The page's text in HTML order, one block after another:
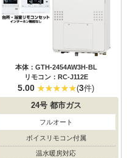
本体：GTH-2454AW3H-BL
リモコン：RC-J112E
5.00 (3件)
24号都市ガス
フルオート
ボイスリモコン付属
温水暖房対応